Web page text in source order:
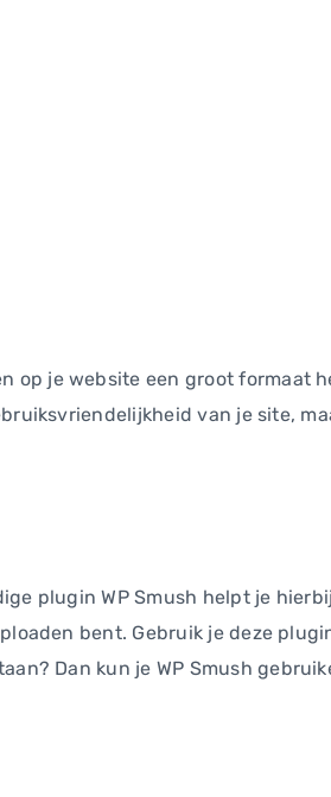
op je website een groot formaat
van je site,
plugin WP Smush helpt je
bent. Gebruik je deze
Dan kun je WP Smush